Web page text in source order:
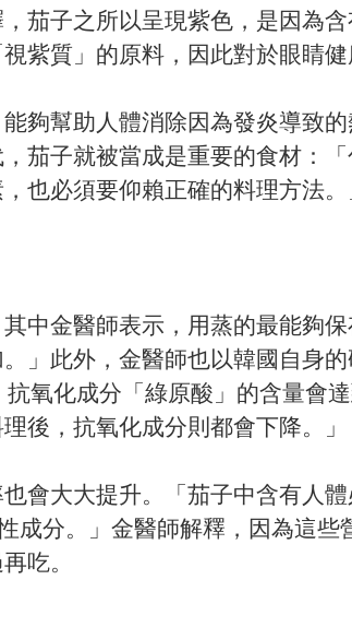
茄子之所以呈現紫色，是因為
紫質」的原料，因此對於眼睛健
夠幫助人體消除因為發炎導致
茄子就被當成是重要的食材：
也必須要仰賴正確的料理方法。
中金醫師表示，用蒸的最能夠
」此外，金醫師也以韓國自身
氧化成分「綠原酸」的含量會
後，抗氧化成分則都會下降。」
會大大提升。「茄子中含有人
成分。」金醫師解釋，因為這
吃。